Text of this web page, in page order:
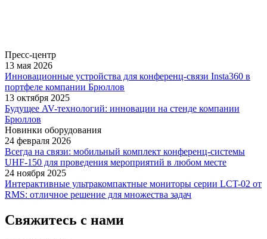
Пресс-центр
13 мая 2026
Инновационные устройства для конференц-связи Insta360 в
портфеле компании Брюллов
13 октября 2025
Будущее AV-технологий: инновации на стенде компании
Брюллов
Новинки оборудования
24 февраля 2026
Всегда на связи: мобильный комплект конференц-системы
UHF-150 для проведения мероприятий в любом месте
24 ноября 2025
Интерактивные ультракомпактные мониторы серии LCT-02 от
RMS: отличное решение для множества задач
Свяжитесь с нами